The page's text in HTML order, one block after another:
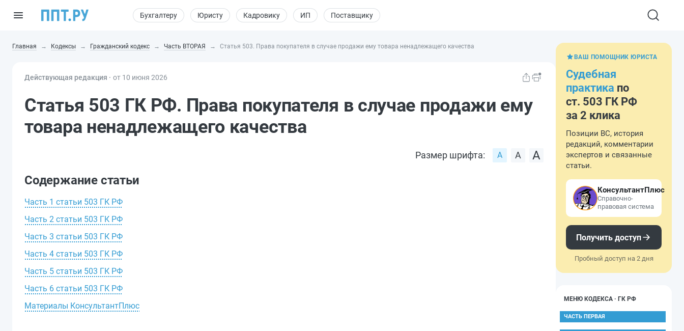
Бухгалтеру Юристу Кадровику ИП Поставщику
Главная Кодексы Гражданский кодекс Часть ВТОРАЯ Статья 503. Права покупателя в случае продажи ему товара ненадлежащего качества
Действующая редакция ⸱ от 10 июня 2026
Статья 503 ГК РФ. Права покупателя в случае продажи ему
товара ненадлежащего качества
Размер шрифта:
Содержание статьи
Часть 1 статьи 503 ГК РФ
Часть 2 статьи 503 ГК РФ
Часть 3 статьи 503 ГК РФ
Часть 4 статьи 503 ГК РФ
Часть 5 статьи 503 ГК РФ
Часть 6 статьи 503 ГК РФ
Материалы КонсультантПлюс
ВАШ ПОМОЩНИК ЮРИСТА
Судебная
практика по
ст. 503 ГК РФ
за 2 клика
Позиции ВС, история
редакций, комментарии
экспертов и связанные
статьи.
КонсультантПлюс
Справочно-
правовая система
Получить доступ
Пробный доступ на 2 дня
МЕНЮ КОДЕКСА · ГК РФ
ЧАСТЬ ПЕРВАЯ